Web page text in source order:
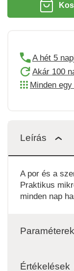
A hét 5
Akár 100
Minden
Leírás
A por és a
Praktikus
minden nap
Paraméterek
Értékelések